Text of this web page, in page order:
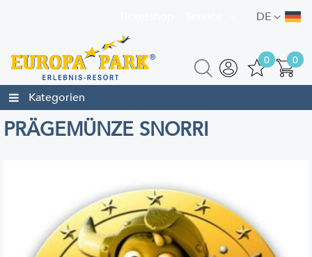
DE
0
0
Kategorien
PRÄGEMÜNZE SNORRI